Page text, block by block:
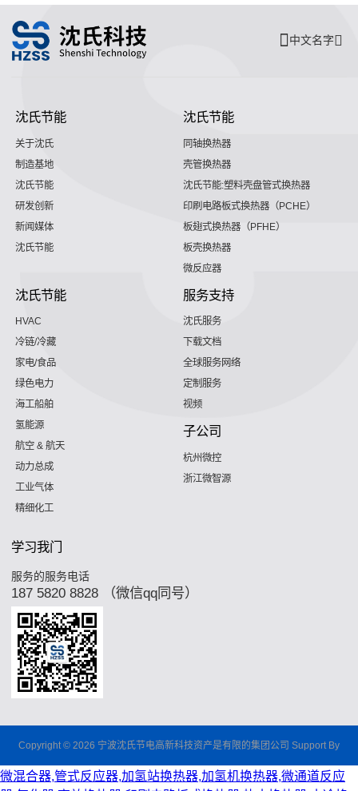
中文名字
沈氏节能
关于沈氏
制造基地
沈氏节能
研发创新
新闻媒体
沈氏节能
沈氏节能
同轴换热器
壳管换热器
沈氏节能:塑料壳盘管式换热器
印刷电路板式换热器（PCHE）
板翅式换热器（PFHE）
板壳换热器
微反应器
沈氏节能
HVAC
冷链/冷藏
家电/食品
绿色电力
海工船舶
氢能源
航空 & 航天
动力总成
工业气体
精细化工
服务支持
沈氏服务
下载文档
全球服务网络
定制服务
视频
子公司
杭州微控
浙江微智源
学习我门
服务的服务电话
187 5820 8828 （微信qq同号）
Copyright © 2026 宁波沈氏节电高新科技资产是有限的集团公司 Support By
微混合器,管式反应器,加氢站换热器,加氢机换热器,微通道反应